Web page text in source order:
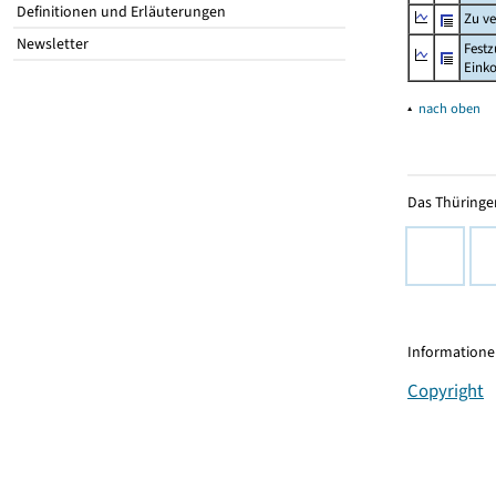
Definitionen und Erläuterungen
Newsletter
Zu
▴ nach oben
Das
Copyright